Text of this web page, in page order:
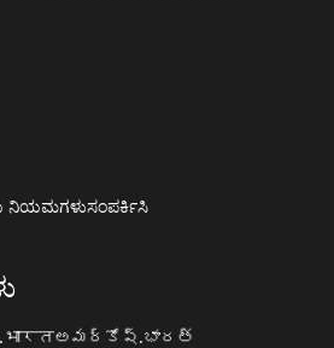
ನಿಯಮಗಳುಸಂಪರ್ಕಿಸಿ
అమర్కోష్.భారత్